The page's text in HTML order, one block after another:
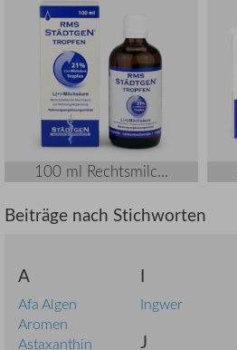
100 ml Rechtsmilc...
Beiträge nach Stichworten
A
Afa Algen
Aromen
Astaxanthin
I
Ingwer
J